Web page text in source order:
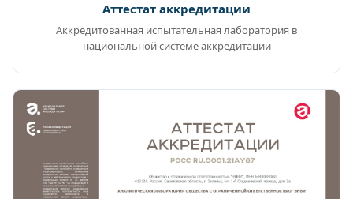
Аттестат аккредитации
Аккредитованная испытательная лаборатория в
национальной системе аккредитации